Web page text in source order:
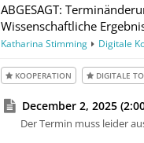
ABGESAGT:
Wissenschaftliche
Katharina Stimming Digitale
KOOPERATION DIGITALE
December 2, 2025
Der Termin muss leider